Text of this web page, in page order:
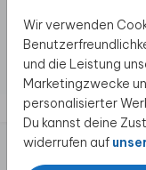
Wir verwenden
und die Leistung
Marketingzwecke
personalisierter
Du kannst deine
widerrufen auf